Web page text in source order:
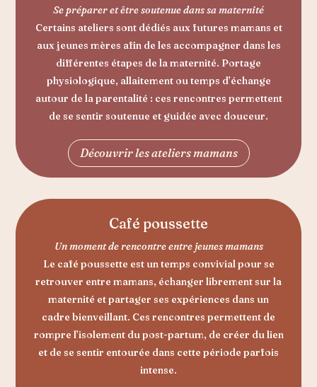
Se préparer et être soutenue dans sa maternité
Certains ateliers sont dédiés aux futures mamans et
aux jeunes mères afin de les accompagner dans les
différentes étapes de la maternité. Portage
physiologique, allaitement ou temps d’échange
autour de la parentalité : ces rencontres permettent
de se sentir soutenue et guidée avec douceur.
Découvrir les ateliers mamans
Café poussette
Un moment de rencontre entre jeunes mamans
Le café poussette est un temps convivial pour se
retrouver entre mamans, échanger librement sur la
maternité et partager ses expériences dans un
cadre bienveillant. Ces rencontres permettent de
rompre l’isolement du post-partum, de créer du lien
et de se sentir entourée dans cette période parfois
intense.